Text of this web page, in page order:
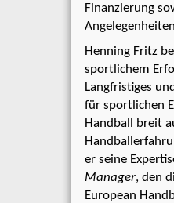
Finanzierung
Henning Fritz
sportlichem
Langfristiges
für sportlichen
Handball breit
er seine
Manager, den
European